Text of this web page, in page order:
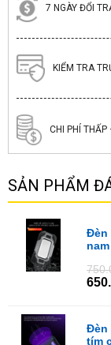
7 NGÀY ĐỔI
KIỂM TRA
CHI PHÍ THẤP
SẢN PHẨM
Đèn
Đèn
tím